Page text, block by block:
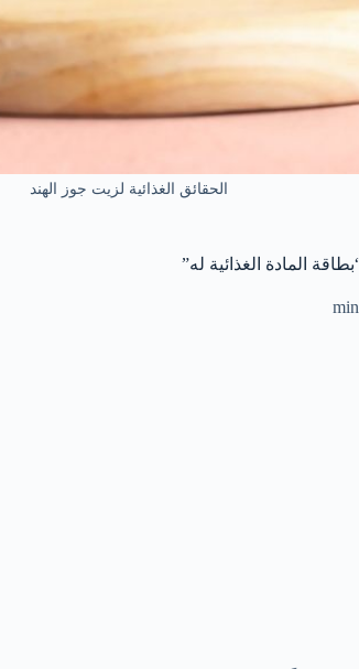
الحقائق الغذائية لزيت جوز الهند
المادة الغذائية له”